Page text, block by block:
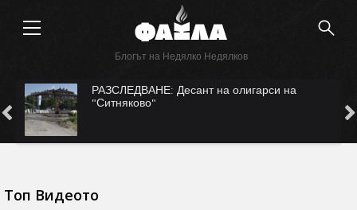
Блогът на Недялко Недялков
САМО ВЪВ "ФАКЛА": САЩ ни рекетират за
Безмер?
Топ Видеото